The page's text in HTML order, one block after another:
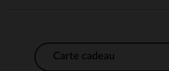
Carte cadeau